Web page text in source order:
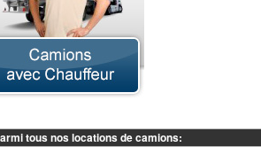
tous nos locations de camions: